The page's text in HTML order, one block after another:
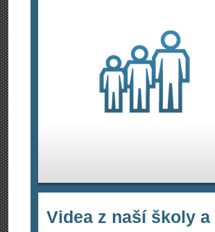
Videa z naší školy a